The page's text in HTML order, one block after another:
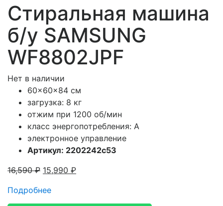
Стиральная машина
б/у SAMSUNG
WF8802JPF
Нет в наличии
60x60x84 см
загрузка: 8 кг
отжим при 1200 об/мин
класс энергопотребления: A
электронное управление
Артикул: 2202242c53
16,590₽ 15,990 ₽
Подробнее